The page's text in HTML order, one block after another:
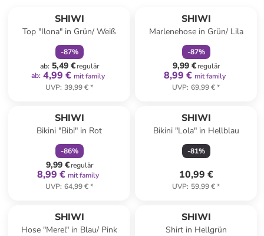
SHIWI
Top "Ilona" in Grün/ Weiß
-87%
ab: 5,49 €regulär
ab: 4,99 € mit family
UVP: 39,99 €*
SHIWI
Marlenehose in Grün/ Lila
-87%
9,99 €regulär
8,99 € mit family
UVP: 69,99 €*
SHIWI
Bikini "Bibi" in Rot
-86%
9,99 €regulär
8,99 € mit family
UVP: 64,99 €*
SHIWI
Bikini "Lola" in Hellblau
-81%
10,99 €
UVP: 59,99 €*
SHIWI
Hose "Merel" in Blau/ Pink
SHIWI
Shirt in Hellgrün